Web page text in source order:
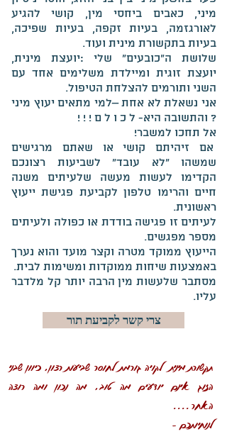
מיני, כאבים ביחסי מין, קושי להגיע
לאורגזמה, בעיות זקפה, בעיות שפיכה,
בעיות בתקשורת מינית ועוד.
שלושת ה"כובעים" שלי :יועצת מינית,
יועצת זוגית ומיילדת משלימים אחד עם
השני ותורמים להצלחת הטיפול.
אני נשאלת לא אחת –למי מתאים יעוץ מיני
? והתשובה היא- ל כ ו ל ם ! ! !
אל תחכו למשבר!
אם זיהיתם קושי או שאתם מרגישים
שמשהו "לא עובד" לשביעות רצונכם
הקדימו לעשות מעשה שלעיתים משנה
חיים והרימו טלפון לקביעת פגישת ייעוץ
ראשונית.
לעיתים זו פגישה בודדת או כפולה ולעיתים
מספר מפגשים.
הייעוץ ממוקד מטרה וקצר מועד והוא נערך
באמצעות שיחות ממוקדות ומשימות לבית.
מסתבר שלעשות מין הרבה יותר קל מלדבר
עליו.
צרי קשר לקביעת תור
תקשורת מינית לקויה גורמת לחוסר שביעות רצון, כיוון שבני
הזוג אינם יודעים מה טוב, מה נכון ומה רוצה
האחר....
לנוחיותכם –